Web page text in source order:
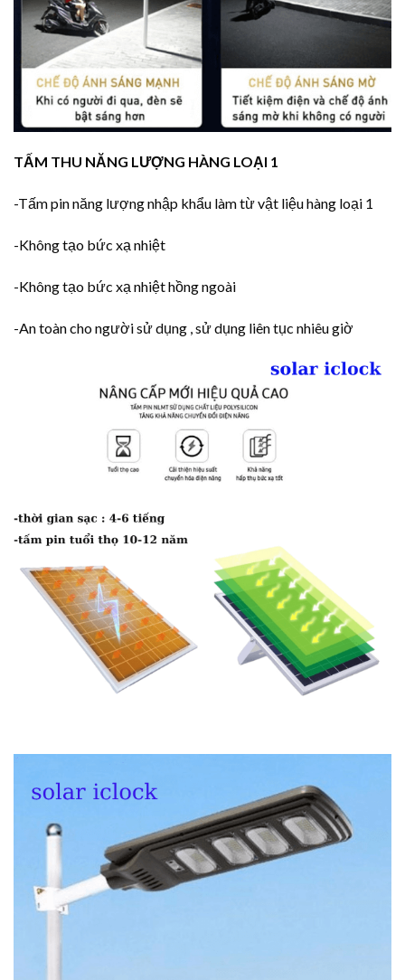
TẤM THU NĂNG LƯỢNG HÀNG LOẠI 1
-Tấm pin năng lượng nhập khẩu làm từ vật liệu hàng loại 1
-Không tạo bức xạ nhiệt
-Không tạo bức xạ nhiệt hồng ngoài
-An toàn cho người sử dụng , sử dụng liên tục nhiêu giờ